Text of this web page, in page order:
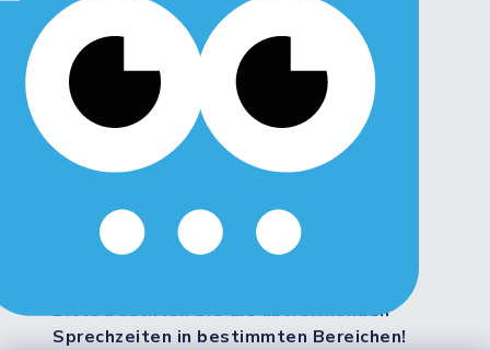
8:00 - 12:00 Uhr
Donnerstag:
8:00 - 12:00 Uhr
14:00 - 18:00 Uhr
geschlossen
Bitte beachten Sie die abweichenden
Sprechzeiten in bestimmten Bereichen!